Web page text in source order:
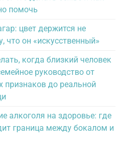
помочь
цвет держится не
что он «искусственный»
когда близкий человек
руководство от
признаков до реальной
алкоголя на здоровье: где
граница между бокалом и